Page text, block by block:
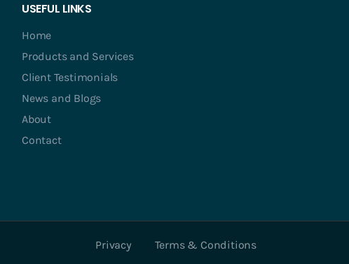
USEFUL LINKS
Home
Products and Services
Client Testimonials
News and Blogs
About
Contact
Privacy Terms & Conditions